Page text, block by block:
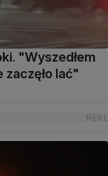
"Wyszedłem
zaczęło lać"